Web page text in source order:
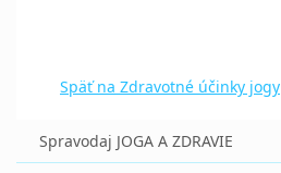
Späť na Zdravotné účinky jogy
Spravodaj JOGA A ZDRAVIE